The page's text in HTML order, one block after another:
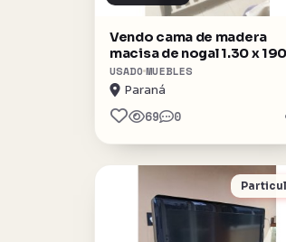
Vendo cama de madera
macisa de nogal 1.30 x 190
USADO MUEBLES
Paraná
69 0